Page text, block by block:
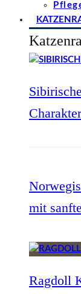
mit
Ragdoll